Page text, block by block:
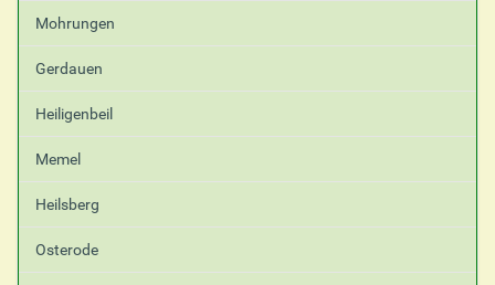
Mohrungen
Gerdauen
Heiligenbeil
Memel
Heilsberg
Osterode